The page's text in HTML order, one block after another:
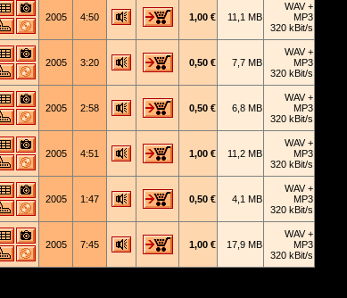
2005 4:50 1,00 € 11,1 MB
WAV +
MP3
320 kBit/s
2005 3:20 0,50 € 7,7 MB
WAV +
MP3
320 kBit/s
2005 2:58 0,50 € 6,8 MB
WAV +
MP3
320 kBit/s
2005 4:51 1,00 € 11,2 MB
WAV +
MP3
320 kBit/s
2005 1:47 0,50 € 4,1 MB
WAV +
MP3
320 kBit/s
2005 7:45 1,00 € 17,9 MB
WAV +
MP3
320 kBit/s